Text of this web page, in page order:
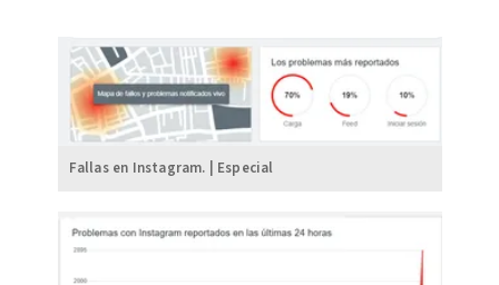
Fallas en Instagram. | Especial